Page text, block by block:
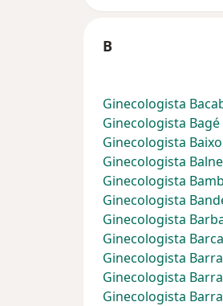
B
Ginecologista
Ginecologista Bagé
Ginecologista
Ginecologista
Ginecologista
Ginecologista
Ginecologista
Ginecologista
Ginecologista Barra
Ginecologista
Ginecologista